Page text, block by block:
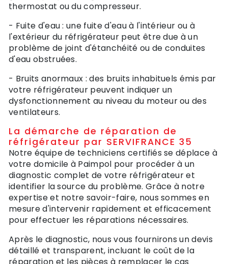
thermostat ou du compresseur.
- Fuite d'eau : une fuite d'eau à l'intérieur ou à
l'extérieur du réfrigérateur peut être due à un
problème de joint d'étanchéité ou de conduites
d'eau obstruées.
- Bruits anormaux : des bruits inhabituels émis par
votre réfrigérateur peuvent indiquer un
dysfonctionnement au niveau du moteur ou des
ventilateurs.
La démarche de réparation de
réfrigérateur par SERVIFRANCE 35
Notre équipe de techniciens certifiés se déplace à
votre domicile à Paimpol pour procéder à un
diagnostic complet de votre réfrigérateur et
identifier la source du problème. Grâce à notre
expertise et notre savoir-faire, nous sommes en
mesure d'intervenir rapidement et efficacement
pour effectuer les réparations nécessaires.
Après le diagnostic, nous vous fournirons un devis
détaillé et transparent, incluant le coût de la